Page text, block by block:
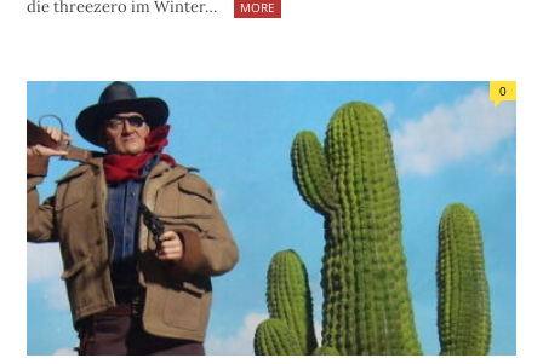
die threezero im Winter… MORE
0